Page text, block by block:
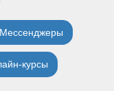
Мессенджеры
курсы